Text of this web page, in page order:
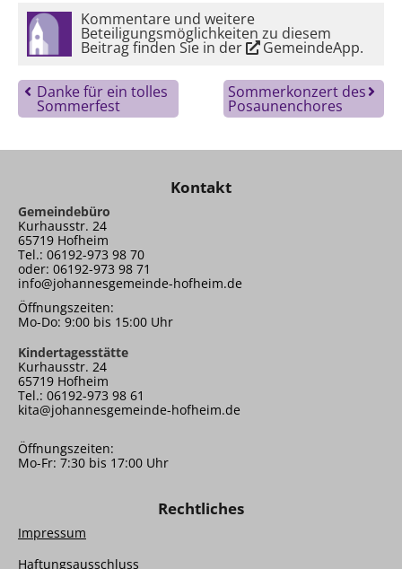
Kommentare und weitere
Beteiligungsmöglichkeiten zu diesem
Beitrag finden Sie in der GemeindeApp.
Danke für ein tolles
Sommerfest
Sommerkonzert des
Posaunenchores
Kontakt
Gemeindebüro
Kurhausstr. 24
65719 Hofheim
Tel.: 06192-973 98 70
oder: 06192-973 98 71
info@johannesgemeinde-hofheim.de
Öffnungszeiten:
Mo-Do: 9:00 bis 15:00 Uhr
Kindertagesstätte
Kurhausstr. 24
65719 Hofheim
Tel.: 06192-973 98 61
kita@johannesgemeinde-hofheim.de
Öffnungszeiten:
Mo-Fr: 7:30 bis 17:00 Uhr
Rechtliches
Impressum
Haftungsausschluss